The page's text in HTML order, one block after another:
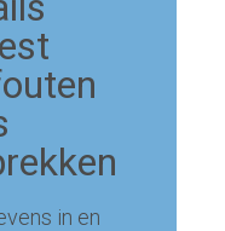
in en